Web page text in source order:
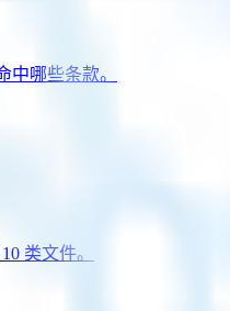
中哪些条款。
类文件。